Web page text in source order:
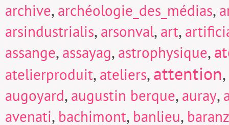
archive, archéologie_des_médias,
arsindustrialis, arsonval, art,
assange, assayag, astrophysique,
atelierproduit, ateliers,attention,
augoyard, augustin berque, auray,
avenati, bachimont, banlieu,